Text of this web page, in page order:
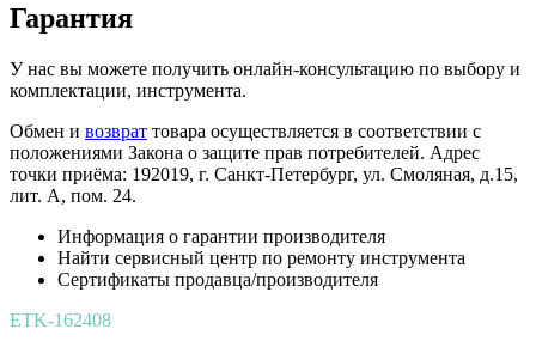
Гарантия
У нас вы можете получить онлайн-консультацию по выбору и
комплектации, инструмента.
Обмен и возврат товара осуществляется в соответствии с
положениями Закона о защите прав потребителей. Адрес
точки приёма: 192019, г. Санкт-Петербург, ул. Смоляная, д.15,
лит. А, пом. 24.
Информация о гарантии производителя
Найти сервисный центр по ремонту инструмента
Сертификаты продавца/производителя
ETK-162408